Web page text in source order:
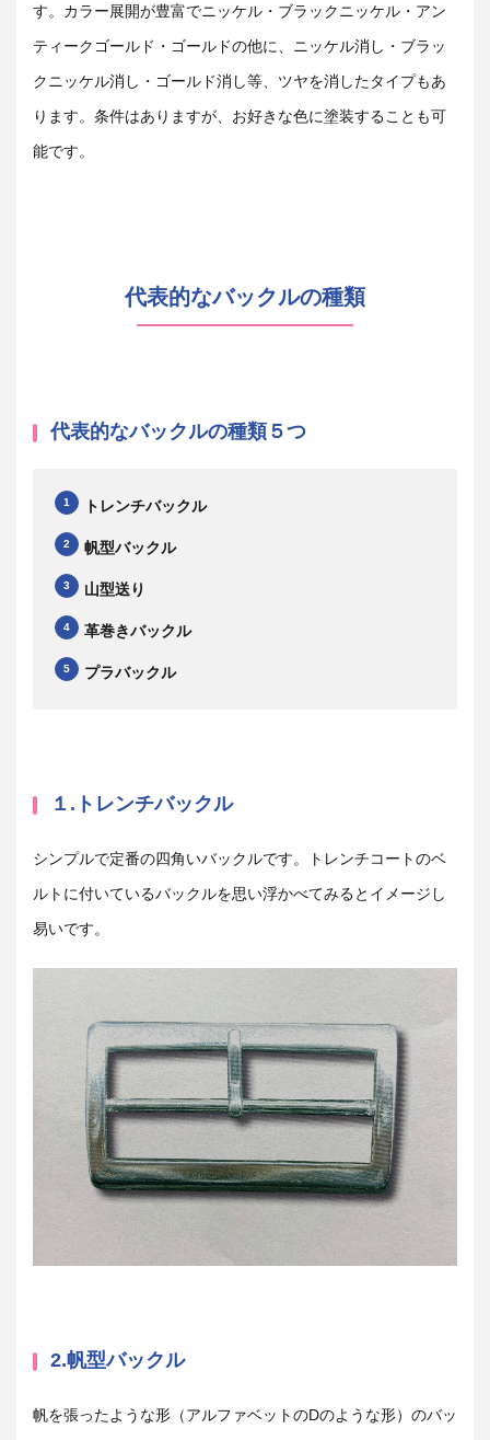
す。カラー展開が豊富でニッケル・ブラックニッケル・アン
ティークゴールド・ゴールドの他に、ニッケル消し・ブラッ
クニッケル消し・ゴールド消し等、ツヤを消したタイプもあ
ります。条件はありますが、お好きな色に塗装することも可
能です。
代表的なバックルの種類
代表的なバックルの種類５つ
トレンチバックル
帆型バックル
山型送り
革巻きバックル
プラバックル
１.トレンチバックル
シンプルで定番の四角いバックルです。トレンチコートのベ
ルトに付いているバックルを思い浮かべてみるとイメージし
易いです。
2.帆型バックル
帆を張ったような形（アルファベットのDのような形）のバッ